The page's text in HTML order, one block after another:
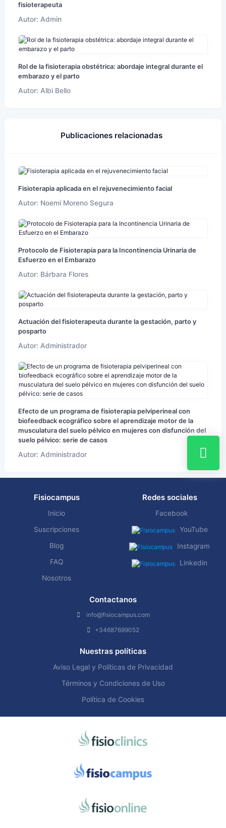
fisioterapeuta
Autor: Admin
Rol de la fisioterapia obstétrica: abordaje integral durante el
embarazo y el parto
Autor: Albi Bello
Publicaciones relacionadas
Fisioterapia aplicada en el rejuvenecimiento facial
Autor: Noemí Moreno Segura
Protocolo de Fisioterapia para la Incontinencia Urinaria de
Esfuerzo en el Embarazo
Autor: Bárbara Flores
Actuación del fisioterapeuta durante la gestación, parto y
posparto
Autor: Administrador
Efecto de un programa de fisioterapia pelviperineal con
biofeedback ecográfico sobre el aprendizaje motor de la
musculatura del suelo pélvico en mujeres con disfunción del
suelo pélvico: serie de casos
Autor: Administrador
Fisiocampus
Inicio
Suscripciones
Blog
FAQ
Nosotros
Redes sociales
Facebook
YouTube
Instagram
Linkedin
Contactanos
info@fisiocampus.com
+34687699052
Nuestras políticas
Aviso Legal y Políticas de Privacidad
Términos y Condiciones de Uso
Política de Cookies